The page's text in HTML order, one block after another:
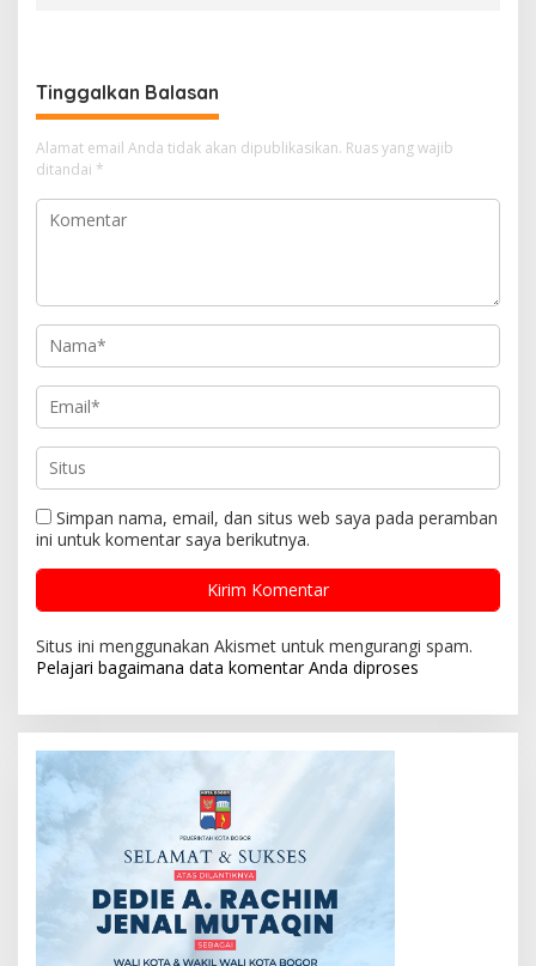
Tinggalkan Balasan
Alamat email Anda tidak akan dipublikasikan. Ruas yang wajib
ditandai *
Simpan nama, email, dan situs web saya pada peramban
ini untuk komentar saya berikutnya.
Situs ini menggunakan Akismet untuk mengurangi spam.
Pelajari bagaimana data komentar Anda diproses